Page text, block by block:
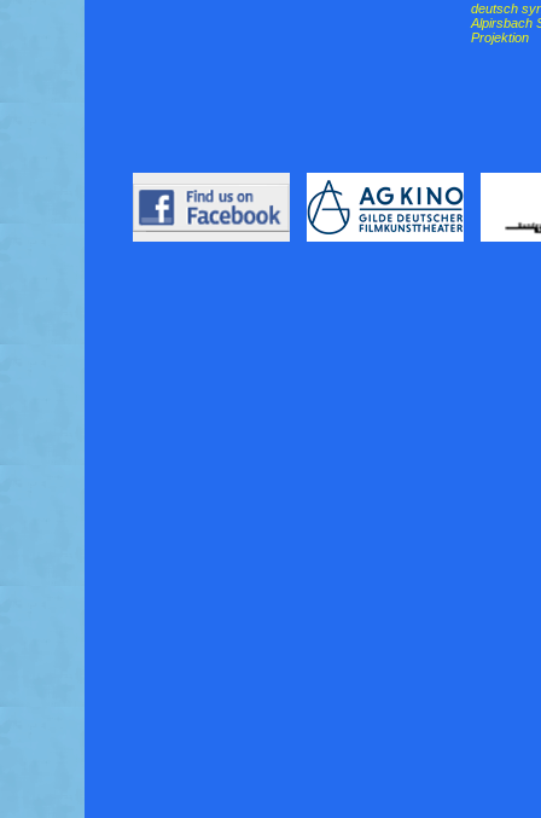
deutsch
Alpirsbach
Projektion